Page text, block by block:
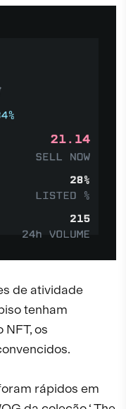
de atividade
tenham
os
rápidos em